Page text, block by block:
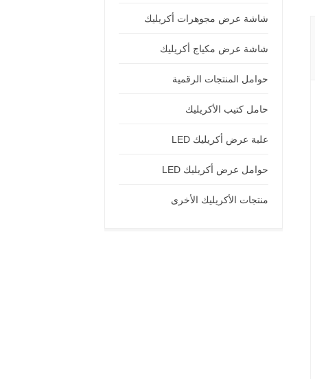
شاشة عرض مجوهرات أكريليك
شاشة عرض مكياج أكريليك
حوامل المنتجات الرقمية
حامل كتيب الأكريليك
علبة عرض أكريليك LED
حوامل عرض أكريليك LED
منتجات الأكريليك الأخرى